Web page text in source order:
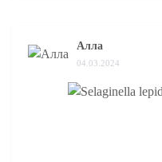
Алла
04.03.2024